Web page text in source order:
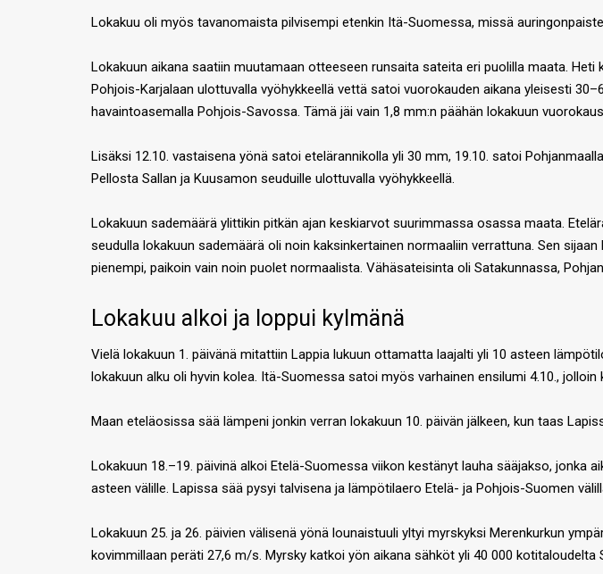
Lokakuu oli myös tavanomaista pilvisempi etenkin Itä-Suomessa, missä
Lokakuun aikana saatiin muutamaan otteeseen runsaita sateita eri puolilla maata.
Pohjois-Karjalaan ulottuvalla vyöhykkeellä vettä satoi vuorokauden aikana yleisesti
havaintoasemalla Pohjois-Savossa. Tämä jäi vain 1,8 mm:n päähän lokakuun
Lisäksi 12.10. vastaisena yönä satoi etelärannikolla yli 30 mm, 19.10. satoi
Pellosta Sallan ja Kuusamon seuduille ulottuvalla vyöhykkeellä.
Lokakuun sademäärä ylittikin pitkän ajan keskiarvot suurimmassa osassa maata.
seudulla lokakuun sademäärä oli noin kaksinkertainen normaaliin verrattuna. Sen
pienempi, paikoin vain noin puolet normaalista. Vähäsateisinta oli Satakunnassa,
Lokakuu alkoi ja loppui kylmänä
Vielä lokakuun 1. päivänä mitattiin Lappia lukuun ottamatta laajalti yli 10 asteen
lokakuun alku oli hyvin kolea. Itä-Suomessa satoi myös varhainen ensilumi 4.10.,
Maan eteläosissa sää lämpeni jonkin verran lokakuun 10. päivän jälkeen, kun taas
Lokakuun 18.–19. päivinä alkoi Etelä-Suomessa viikon kestänyt lauha sääjakso, jonka
asteen välille. Lapissa sää pysyi talvisena ja lämpötilaero Etelä- ja Pohjois-Suomen
Lokakuun 25. ja 26. päivien välisenä yönä lounaistuuli yltyi myrskyksi Merenkurkun
kovimmillaan peräti 27,6 m/s. Myrsky katkoi yön aikana sähköt yli 40 000